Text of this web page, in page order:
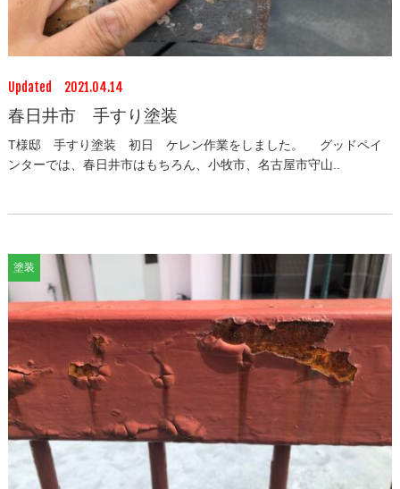
Updated 2021.04.14
春日井市 手すり塗装
T様邸 手すり塗装 初日 ケレン作業をしました。 グッドペイ
ンターでは、春日井市はもちろん、小牧市、名古屋市守山..
塗装